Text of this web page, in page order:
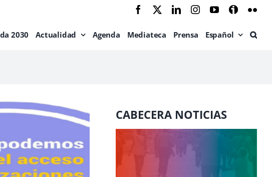
Facebook LinkedInInstagramYouTube
Ivoox
2030 Actualidad Agenda Mediateca Prensa Español
CABECERA NOTICIAS